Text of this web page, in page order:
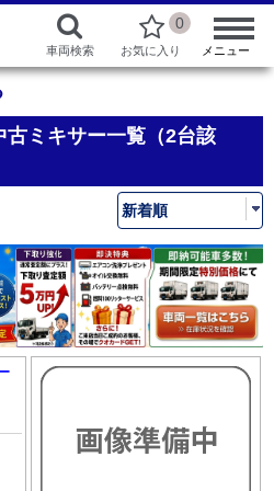
車両検索
0
お気に入り メニュー
古ミキサー一覧（2台該